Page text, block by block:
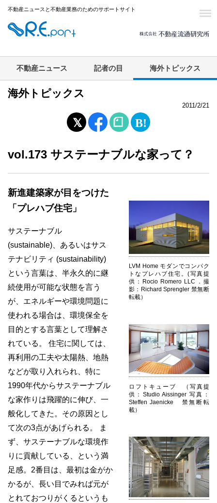
不動産ニュースと不動産業務のためのサポートサイト
不動産ニュース 記者の目 海外トピックス
海外トピックス
2011/2/21
vol.173 サステーナブルな家って？
LVM Home モダンでコンパク
トなプレハブ住宅。(写真提
供：Rocio Romero LLC．撮
影：Richard Sprengler 禁無断
転載）
ロフトキューブ （写真提
供：Studio Aissinger 写真：
Steffen Jaenicke 禁無断転
載）
新進建築家が目をつけた
「プレハブ住宅」
サステーナブル
(sustainable)、あるいはサス
テナビリティ (sustainability)
という言葉は、半永久的に継
続使用が可能な状態を言う
が、エネルギーや環境問題に
使われる場合は、環境保全を
目的とする言葉として理解さ
れている。 住宅に関しては、
再利用の工夫や太陽熱、地熱
などが取り入れられ、特に
1990年代からサステーナブル
な家作りは飛躍的に伸び、一
般化してきた。その原因とし
て次の3点があげられる。 ま
ず、サステーナブルな環境作
りに貢献している、という満
足感。2番目は、最初は金がか
かるが、長い目でみれば元が
とれておつりがくるというも